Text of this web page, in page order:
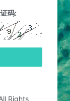
码:
Rights